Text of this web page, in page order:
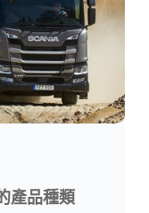
產品種類